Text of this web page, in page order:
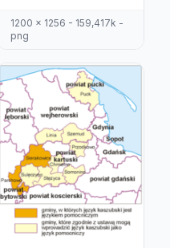
1200 x 1256 - 159,417k -
png